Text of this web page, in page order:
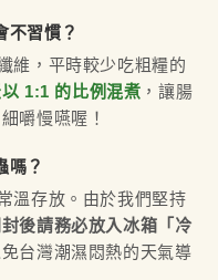
不習慣？
維，平時較少吃粗糧的
1:1 的比例混煮 ，讓腸
嚼慢嚥喔！
嗎？
溫存放。由於我們堅持
封後請務必放入冰箱「冷
台灣潮濕悶熱的天氣導